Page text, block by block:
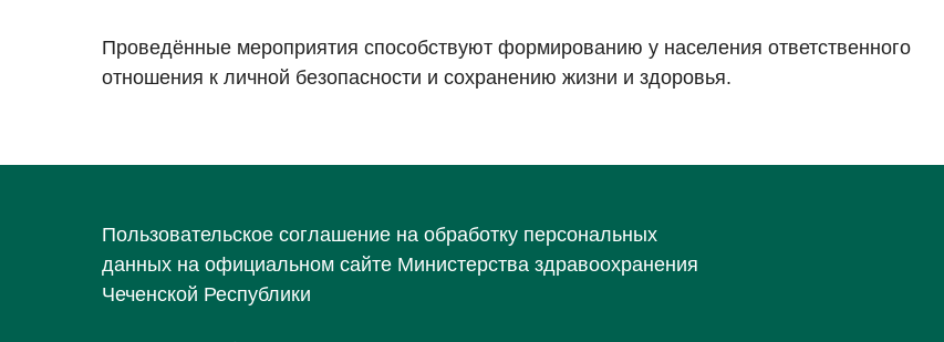
Проведённые мероприятия способствуют формированию у населения ответственного
отношения к личной безопасности и сохранению жизни и здоровья.
Пользовательское соглашение на обработку персональных
данных на официальном сайте Министерства здравоохранения
Чеченской Республики